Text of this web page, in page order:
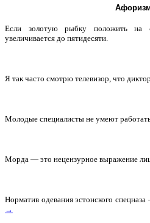
Если золотую рыбку положить на
увеличивается до пятидесяти.
Я так часто смотрю телевизор, что
Молодые специалисты не умеют
Морда — это нецензурное выражение
Норматив одевания эстонского
→